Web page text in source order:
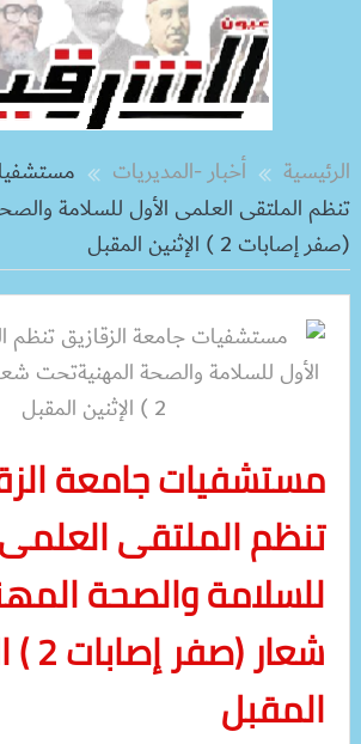
الرئيسية أخبار -المديريات
تنظم الملتقى العلمى الأول للسلامة
(صفر إصابات 2 ) الإثنين المقبل
مستشفيات جامعة
تنظم الملتقى
للسلامة والصحة
المقبل